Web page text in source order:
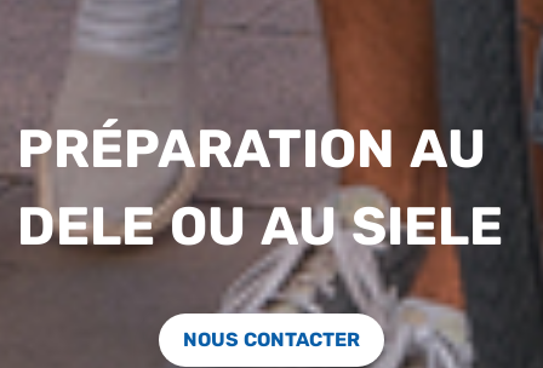
PRÉPARATION AU
DELE OU AU SIELE
NOUS CONTACTER